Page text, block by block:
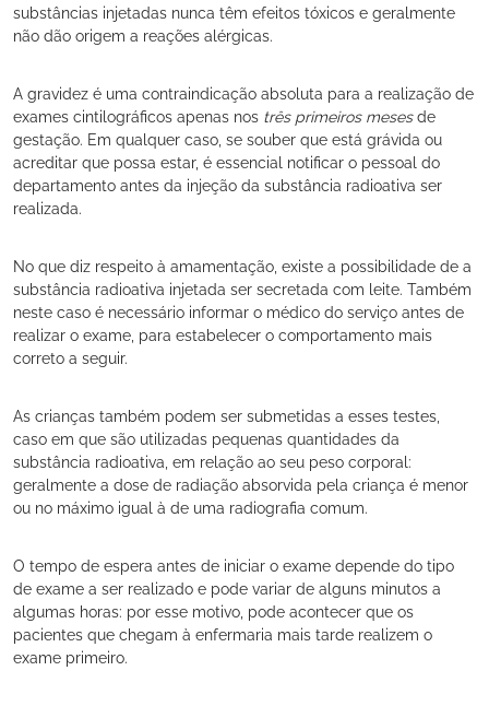
substâncias injetadas nunca têm efeitos tóxicos e geralmente
não dão origem a reações alérgicas.
A gravidez é uma contraindicação absoluta para a realização de
exames cintilográficos apenas nos três primeiros mesesde
gestação. Em qualquer caso, se souber que está grávida ou
acreditar que possa estar, é essencial notificar o pessoal do
departamento antes da injeção da substância radioativa ser
realizada.
No que diz respeito à amamentação, existe a possibilidade de a
substância radioativa injetada ser secretada com leite. Também
neste caso é necessário informar o médico do serviço antes de
realizar o exame, para estabelecer o comportamento mais
correto a seguir.
As crianças também podem ser submetidas a esses testes,
caso em que são utilizadas pequenas quantidades da
substância radioativa, em relação ao seu peso corporal:
geralmente a dose de radiação absorvida pela criança é menor
ou no máximo igual à de uma radiografia comum.
O tempo de espera antes de iniciar o exame depende do tipo
de exame a ser realizado e pode variar de alguns minutos a
algumas horas: por esse motivo, pode acontecer que os
pacientes que chegam à enfermaria mais tarde realizem o
exame primeiro.